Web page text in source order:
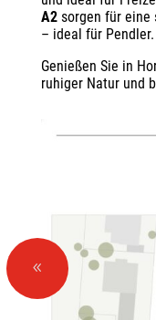
A2sorgen für eine
– ideal für Pendler.
Genießen Sie in
ruhiger Natur und
8